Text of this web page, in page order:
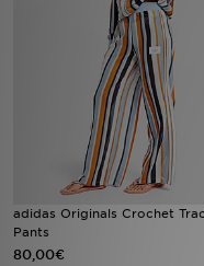
adidas Originals Crochet
Pants
80,00€
Hilfe & Kontakt
Geschenkgutschein
Studenten